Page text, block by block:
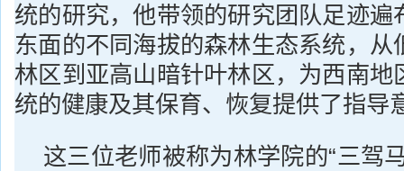
统的研究，他带领的研究团队足迹遍
东面的不同海拔的森林生态系统，从
林区到亚高山暗针叶林区，为西南地
统的健康及其保育、恢复提供了指导
这三位老师被称为林学院的“三驾